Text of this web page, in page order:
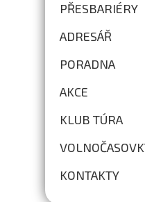
PŘESBARIÉRY
ADRESÁŘ
PORADNA
AKCE
KLUB TÚRA
KONTAKTY